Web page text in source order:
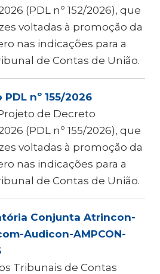
(PDL nº 152/2026), que
voltadas à promoção da
nas indicações para a
de Contas de União.
nº 155/2026
de Decreto
(PDL nº 155/2026), que
voltadas à promoção da
nas indicações para a
de Contas de União.
Conjunta Atrincon-
Audicon-AMPCON-
Tribunais de Contas